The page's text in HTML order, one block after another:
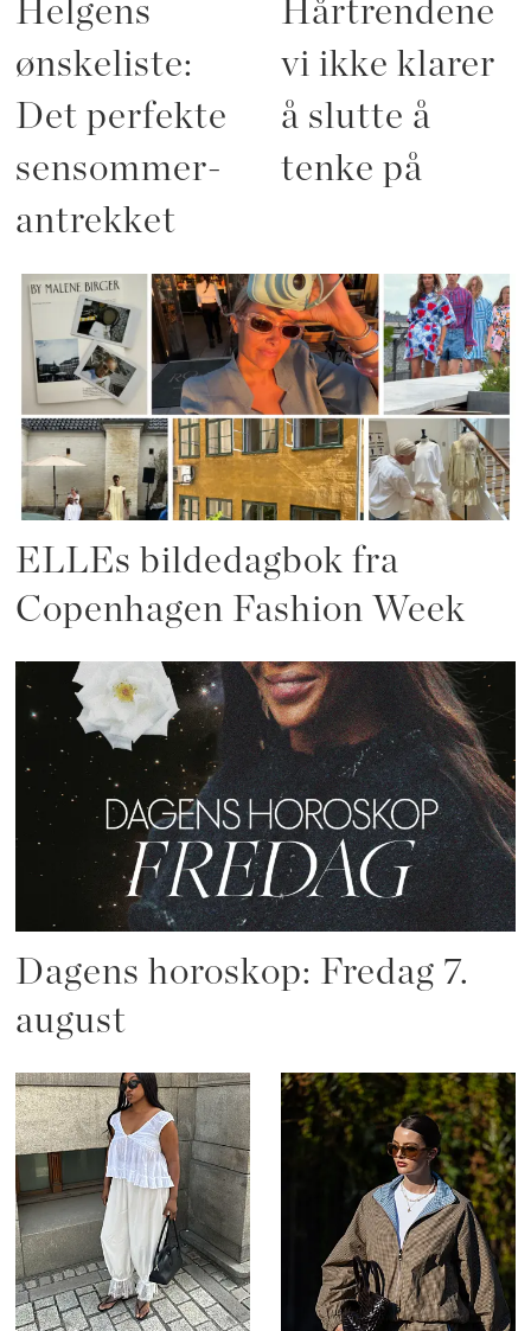
Helgens
ønskeliste:
Det perfekte
sensommer-
antrekket
Hårtrendene
vi ikke klarer
å slutte å
tenke på
ELLEs bildedagbok fra
Copenhagen Fashion Week
Dagens horoskop: Fredag 7.
august